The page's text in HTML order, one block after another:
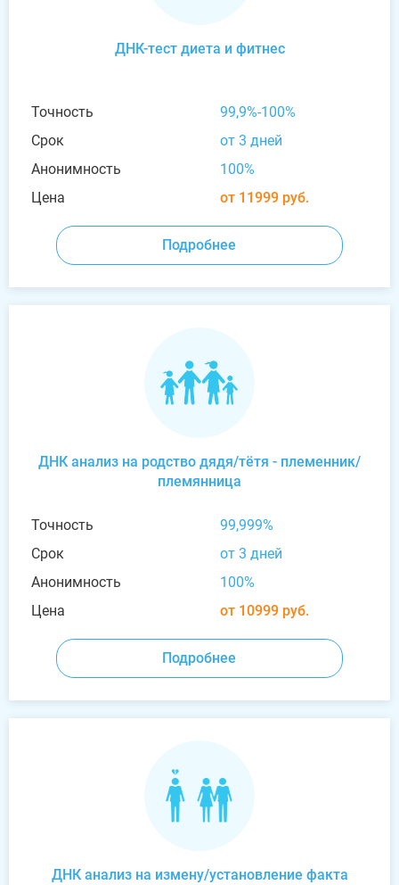
ДНК-тест диета и фитнес
Точность
99,9%-100%
Срок
от 3 дней
Анонимность
100%
Цена
от 11999 руб.
Подробнее
ДНК анализ на родство дядя/тётя - племенник/
племянница
Точность
99,999%
Срок
от 3 дней
Анонимность
100%
Цена
от 10999 руб.
Подробнее
ДНК анализ на измену/установление факта